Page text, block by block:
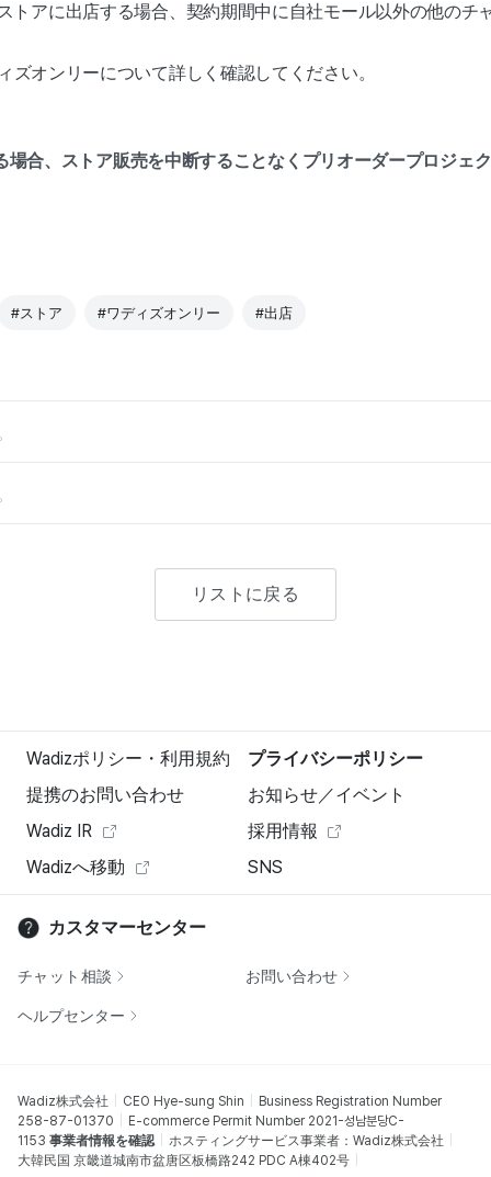
トアに出店する場合、契約期間中に自社モール以外の他のチ
ズオンリーについて詳しく確認してください。
場合、ストア販売を中断することなくプリオーダープロジェ
#ストア #ワディズオンリー #出店
リストに戻る
Wadizポリシー・利用規約
プライバシーポリシー
提携のお問い合わせ
お知らせ／イベント
Wadiz IR
採用情報
Wadizへ移動
SNS
カスタマーセンター
チャット相談 お問い合わせ
ヘルプセンター
Wadiz株式会社 CEO Hye-sung Shin
Business Registration Number
258-87-01370
E-commerce Permit Number 2021-성남분당C-
1153 事業者情報を確認
ホスティングサービス事業者：Wadiz株式会社
大韓民国 京畿道城南市盆唐区板橋路242 PDC A棟402号